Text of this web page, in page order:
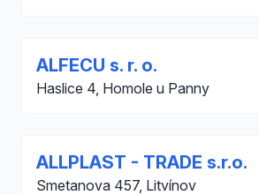
ALFECU s. r. o.
Haslice 4, Homole u Panny
ALLPLAST - TRADE s.r.o.
Smetanova 457, Litvínov